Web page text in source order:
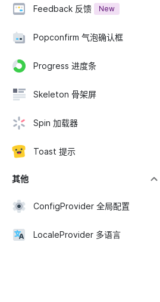
Feedback 反馈 New
Popconfirm 气泡确认框
Progress 进度条
Skeleton 骨架屏
Spin 加载器
Toast 提示
其他
ConfigProvider 全局配置
LocaleProvider 多语言